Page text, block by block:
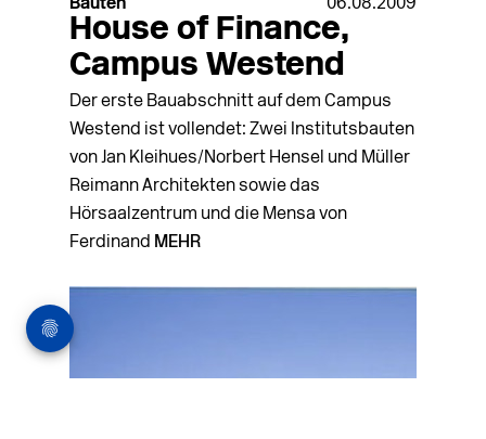
Bauten 06.08.2009
House of Finance,
Campus Westend
Der erste Bauabschnitt auf dem Campus
Westend ist vollendet: Zwei Institutsbauten
von Jan Kleihues/Norbert Hensel und Müller
Reimann Architekten sowie das
Hörsaalzentrum und die Mensa von
Ferdinand MEHR